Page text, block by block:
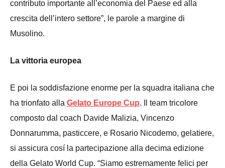
contributo importante all’economia del Paese ed alla
crescita dell’intero settore”, le parole a margine di
Musolino.
La vittoria europea
E poi la soddisfazione enorme per la squadra italiana che
ha trionfato alla Gelato Europe Cup.
Il team tricolore
composto dal coach Davide Malizia, Vincenzo
Donnarumma, pasticcere, e Rosario Nicodemo, gelatiere,
si assicura cosí la partecipazione alla decima edizione
della Gelato World Cup. “Siamo estremamente felici per